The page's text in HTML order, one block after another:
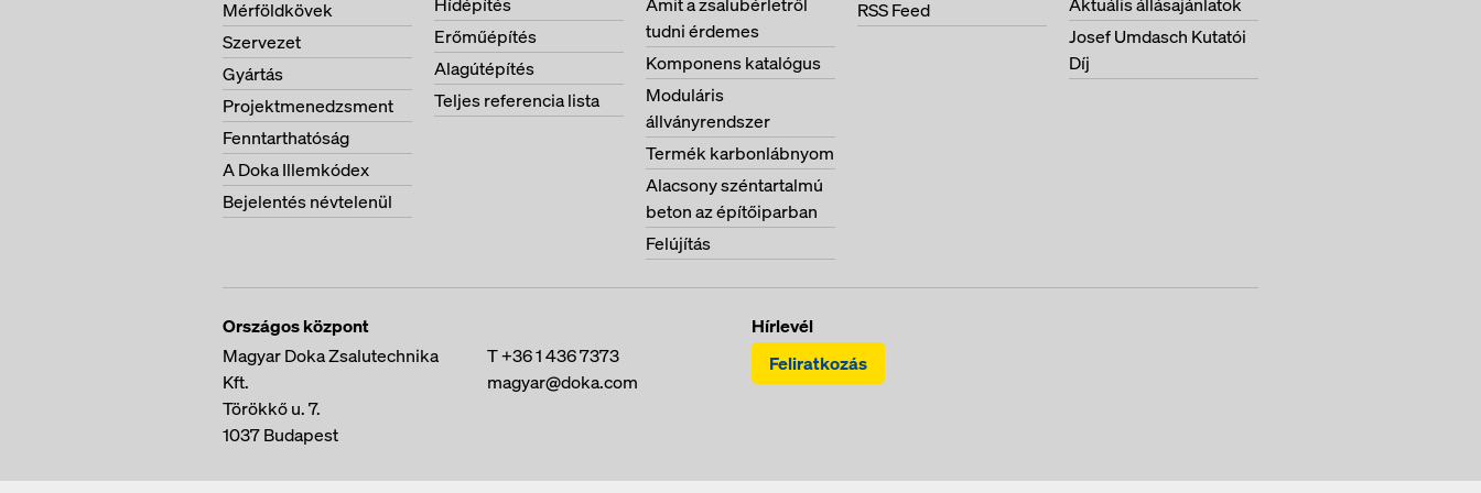
Mérföldkövek
Szervezet
Gyártás
Projektmenedzsment
Fenntarthatóság
A Doka Illemkódex
Bejelentés névtelenül
Erőműépítés
Alagútépítés
Teljes referencia lista
tudni érdemes
Komponens katalógus
Moduláris
állványrendszer
Termék karbonlábnyom
Alacsony széntartalmú
beton az építőiparban
Felújítás
RSS Feed
Josef Umdasch Kutatói
Díj
Országos központ
Magyar Doka Zsalutechnika
Kft.
Törökkő u. 7.
1037Budapest
T+36 1 436 7373
magyar@doka.com
Hírlevél
Feliratkozás